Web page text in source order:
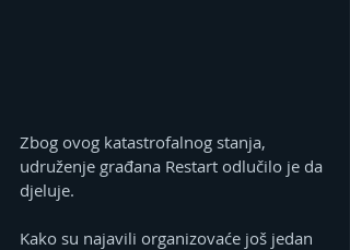
Zbog ovog katastrofalnog stanja,
udruženje građana Restart odlučilo je da
djeluje.
Kako su najavili organizovaće još jedan